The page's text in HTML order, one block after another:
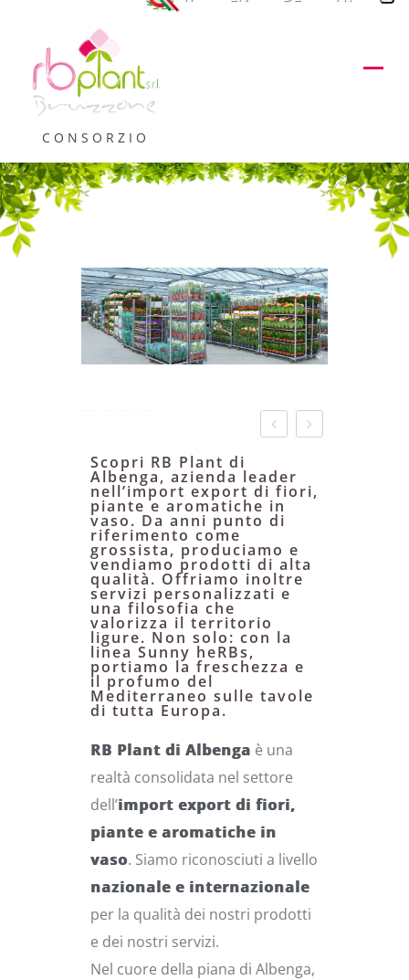
CONSORZIO
Scopri RB Plant di
Albenga, azienda leader
nell’import export di fiori,
piante e aromatiche in
vaso. Da anni punto di
riferimento come
grossista, produciamo e
vendiamo prodotti di alta
qualità. Offriamo inoltre
servizi personalizzati e
una filosofia che
valorizza il territorio
ligure. Non solo: con la
linea Sunny heRBs,
portiamo la freschezza e
il profumo del
Mediterraneo sulle tavole
di tutta Europa.
RB Plant di Albenga è una
realtà consolidata nel settore
dell’import export di fiori,
piante e aromatiche in
vaso. Siamo riconosciuti a livello
nazionale e internazionale
per la qualità dei nostri prodotti
e dei nostri servizi.
Nel cuore della piana di Albenga,